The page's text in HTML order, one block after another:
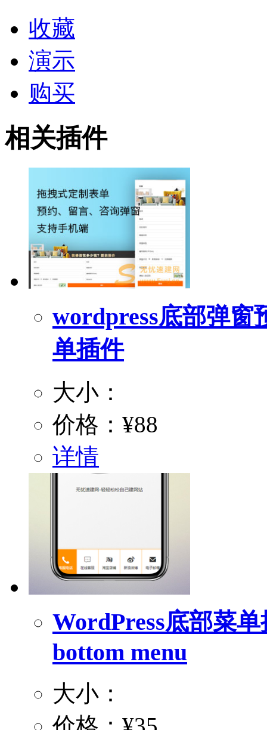
收藏
演示
购买
相关插件
wordpress底部弹窗
单插件
大小：
价格： ¥88
详情
WordPress底部菜
bottom menu
大小：